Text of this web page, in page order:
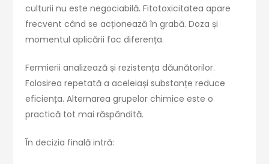
culturii nu este negociabilă. Fitotoxicitatea apare
frecvent când se acționează în grabă. Doza și
momentul aplicării fac diferența.
Fermierii analizează și rezistența dăunătorilor.
Folosirea repetată a aceleiași substanțe reduce
eficiența. Alternarea grupelor chimice este o
practică tot mai răspândită.
În decizia finală intră: